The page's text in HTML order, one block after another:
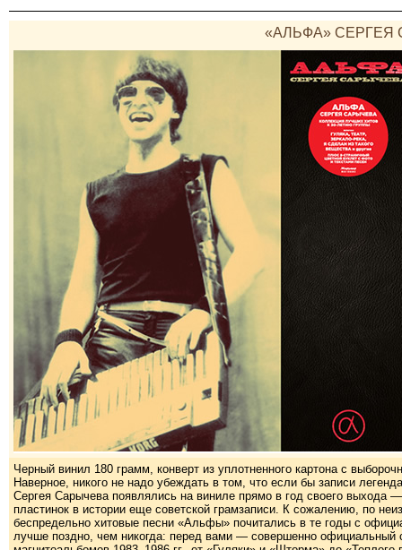
«АЛЬФА» СЕРГЕЯ
Черный винил 180 грамм, конверт из уплотненного картона с
Наверное, никого не надо убеждать в том, что если бы записи
Сергея Сарычева появлялись на виниле прямо в год своего выхода
пластинок в истории еще советской грамзаписи. К сожалению, по
беспредельно хитовые песни «Альфы» почитались в те годы с
лучше поздно, чем никогда: перед вами — совершенно